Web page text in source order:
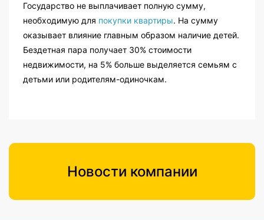
Государство не выплачивает полную сумму,
необходимую для покупки квартиры. На сумму
оказывает влияние главным образом наличие детей.
Бездетная пара получает 30% стоимости
недвижимости, на 5% больше выделяется семьям с
детьми или родителям-одиночкам.
Новости компании